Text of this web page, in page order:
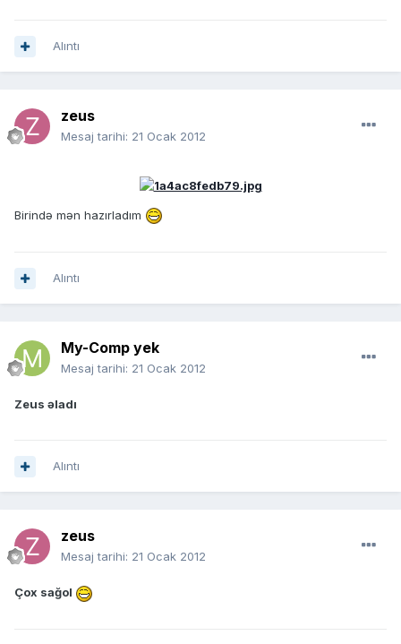
Alıntı
zeus
Mesaj tarihi: 21 Ocak 2012
Birində mən hazırladım
Alıntı
My-Comp yek
Mesaj tarihi: 21 Ocak 2012
Zeus əladı
Alıntı
zeus
Mesaj tarihi: 21 Ocak 2012
Çox sağol